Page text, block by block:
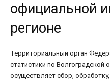
официальной
регионе
Территориальный орган
статистики по Волгоградской
осуществляет сбор,